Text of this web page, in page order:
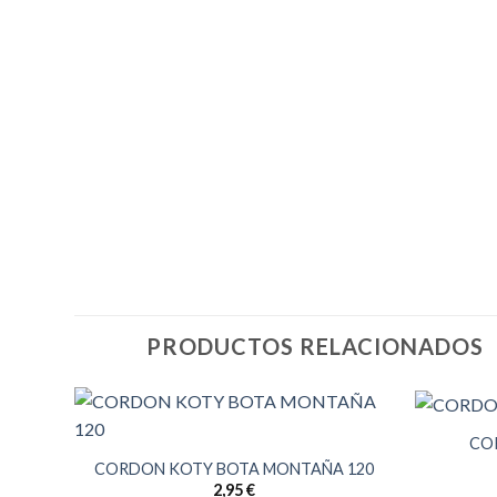
PRODUCTOS RELACIONADOS
CORDON KOTY BOTA MONTAÑA 120
2,95€